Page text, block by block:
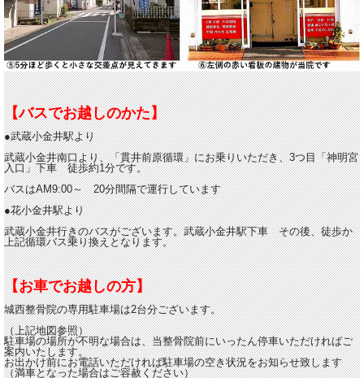
【バスでお越しのかた】
●武蔵小金井駅より
武蔵小金井南口より、「貫井前原循環」にお乗りいただき、3つ目「神明宮
入口」下車 徒歩約1分です。
バスはAM9:00～ 20分間隔で運行しています
●花小金井駅より
武蔵小金井行きのバスがございます。武蔵小金井駅下車 その後、徒歩か
上記循環バス乗り換えとなります。
【お車でお越しの方】
城西整骨院の専用駐車場は2台分ございます。
（上記地図参照）
駐車場の場所が不明な場合は、当整骨院前にいったん停車いただければご
案内いたします。
お出かけ前にお電話いただければ駐車場の空き状況をお知らせ致します
（満車となった場合はご容赦ください）